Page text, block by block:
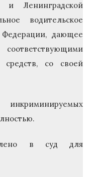
и Ленинградской
водительское
Федерации, дающее
средств, со своей
в суд для